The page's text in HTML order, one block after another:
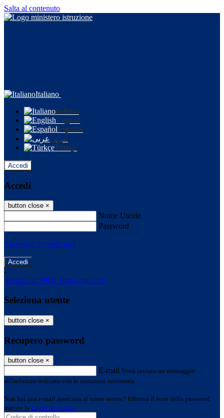
Salta al contenuto
Italiano
Italiano
English
Español
عربى
Türkçe
Accedi
Accedi
button close ×
Nome Utente
Password
Password dimenticata?
-
Entra con SPID Entra con CIE
Seleziona utente
button close ×
Recupero password
button close ×
E-mail Verrà inviato un messaggio
all'indirizzo indicato con le istruzioni necessarie.
Non hai una e-mail associata al nome utente? Effettua il reset della password
tramite la Login Spaggiari